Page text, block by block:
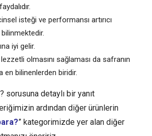
isteği ve performansı artırıcı
iyi gelir.
olmasını sağlaması da safranın
en bilinenlerden biridir.
sorusuna detaylı bir yanıt
ardından diğer ürünlerin
” kategorimizde yer alan diğer